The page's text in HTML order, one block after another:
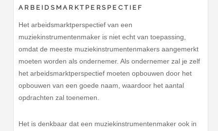
ARBEIDSMARKTPERSPECTIEF
Het arbeidsmarktperspectief van een
muziekinstrumentenmaker is niet echt van toepassing,
omdat de meeste muziekinstrumentenmakers aangemerkt
moeten worden als ondernemer. Als ondernemer zal je zelf
het arbeidsmarktperspectief moeten opbouwen door het
opbouwen van een goede naam, waardoor het aantal
opdrachten zal toenemen.
Het is denkbaar dat een muziekinstrumentenmaker ook in